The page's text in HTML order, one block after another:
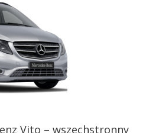
Vito – wszechstronny